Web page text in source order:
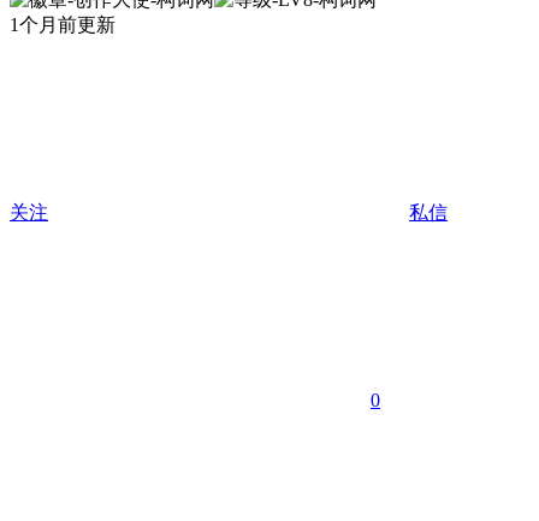
1个月前更新
关注 私信
0